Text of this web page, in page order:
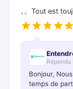
Tout est
Bonjour,
temps de